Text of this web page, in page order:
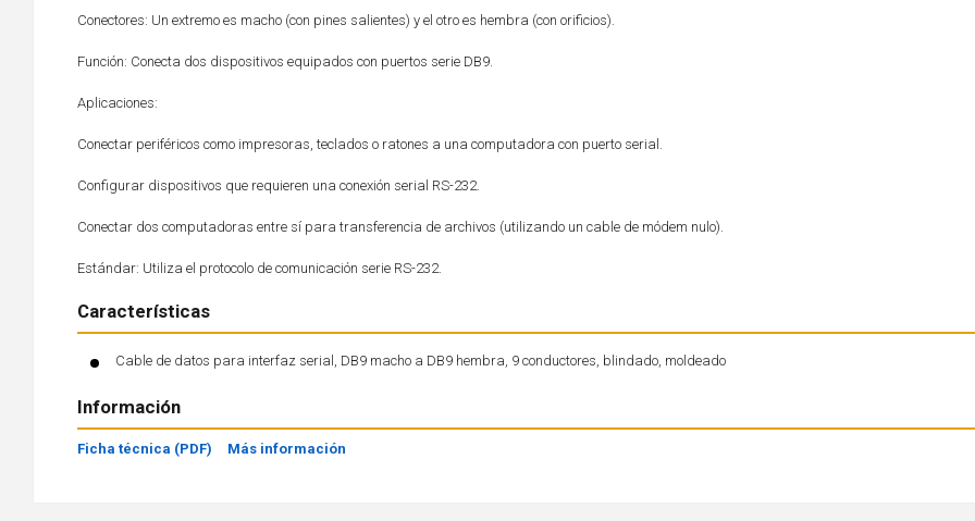
Conectores: Un extremo es macho (con pines salientes) y el otro es hembra (con orificios).
Función: Conecta dos dispositivos equipados con puertos serie DB9.
Aplicaciones:
Conectar periféricos como impresoras, teclados o ratones a una computadora con puerto serial.
Configurar dispositivos que requieren una conexión serial RS-232.
Conectar dos computadoras entre sí para transferencia de archivos (utilizando un cable de módem nulo).
Estándar: Utiliza el protocolo de comunicación serie RS-232.
Características
Cable de datos para interfaz serial, DB9 macho a DB9 hembra, 9 conductores, blindado, moldeado
Información
Ficha técnica (PDF) Más información